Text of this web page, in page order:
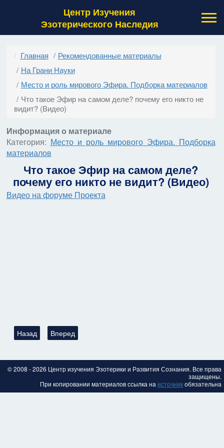
Центр Изучения
Эзотерического Наследия
Главная
Рекомендованные материалы
На Грани Науки
Место и роль мирового Эфира. Подборка материалов
Что такое Эфир на самом деле? почему его никто не
видит? (Видео)
Информация о материале
Категория: Место и роль мирового Эфира. Подборка
материалов
Что такое Эфир на самом деле?
почему его никто не видит? (Видео)
Видео на форуме Проекта
Предыдущий: Мировой эфир: БТГ, Инерциоиды, эффект
Назад Следующий: Владимир Родионов — "Место и роль
Вперед
© 2008 - 2026 Центр изучения Эзотерики и Развития Сознания. Все права
защищены.
При копировании материалов ссылка на источникобязательна